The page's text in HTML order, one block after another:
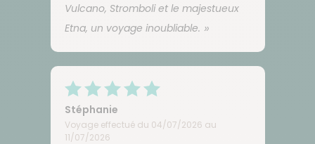
Vulcano, Stromboli et le majestueux
Etna, un voyage inoubliable.
Stéphanie
Voyage effectué du 04/07/2026 au
11/07/2026